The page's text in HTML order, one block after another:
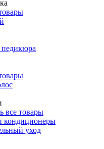
все товары
кондиционеры
уход